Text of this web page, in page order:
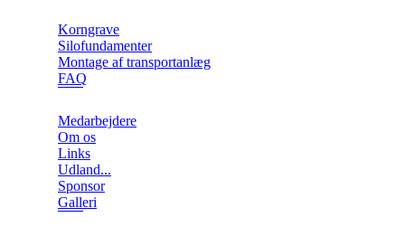
Korngrave
Silofundamenter
Montage af transportanlæg
FAQ
Medarbejdere
Om os
Links
Udland...
Sponsor
Galleri